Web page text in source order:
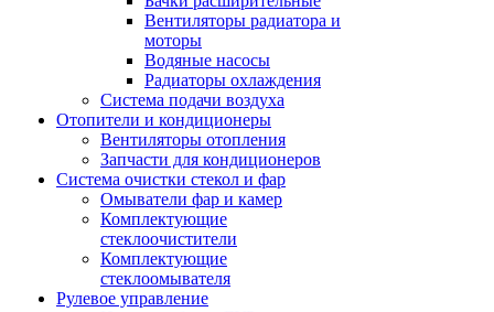
Вентиляторы радиатора и
моторы
Водяные насосы
Радиаторы охлаждения
Система подачи воздуха
Отопители и кондиционеры
Вентиляторы отопления
Запчасти для кондиционеров
Система очистки стекол и фар
Омыватели фар и камер
Комплектующие
стеклоочистители
Комплектующие
стеклоомывателя
Рулевое управление